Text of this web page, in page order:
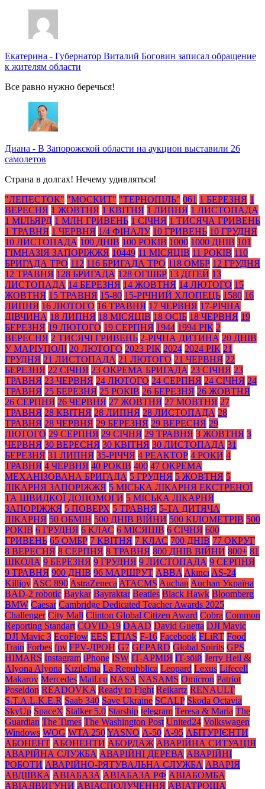
Екатерина - Губернатор Виталий Боговин записал обращение
к жителям области
Все равно нужно беречься!
Диана - В Запорожской области на аукцион выставили 26
самолетов
Страна в долгах! Нечему удивляться!
"ЛЕПЕСТОК" "МОСКИТ" "ТЕРНОПІЛЬ" 061 1 БЕРЕЗНЯ 1
ВЕРЕСНЯ 1 ЖОВТНЯ 1 КВІТНЯ 1 ЛИПНЯ 1 ЛИСТОПАДА
1 МІЛЬЯРД 1 МЛН ГРИВЕНЬ 1 СІЧНЯ 1 ТИСЯЧА ГРИВЕНЬ
1 ТРАВНЯ 1 ЧЕРВНЯ 1/4 ФІНАЛУ 10 ГРИВЕНЬ 10 ГРУДНЯ
10 ЛИСТОПАДА 100 ДНІВ 100 РОКІВ 1000 1000 ДНІВ 101
ГІМНАЗІЯ ЗАПОРІЖЖЯ 10449 11 МІСЯЦІВ 11 РОКІВ 110
БРИГАДА ТРО 112 116 БРИГАДА ТРО 118 ОМБР 12 ГРУДНЯ
12 ТРАВНЯ 128 БРИГАДА 128 ОГШБР 13 ДІТЕЙ 13
ЛИСТОПАДА 14 БЕРЕЗНЯ 14 ЖОВТНЯ 14 ЛЮТОГО 15
ЖОВТНЯ 15 ТРАВНЯ 15-80 15-РІЧНИЙ ХЛОПЕЦЬ 1580 16
ЛИПНЯ 16 ЛЮТОГО 16 ТРАВНЯ 17 ЧЕРВНЯ 17-РІЧНА
ДІВЧИНА 18 ЛИПНЯ 18 МІСЯЦІВ 18 ОСІБ 18 ЧЕРВНЯ 19
БЕРЕЗНЯ 19 ЛЮТОГО 19 СЕРПНЯ 1944 1994 РІК 2
ВЕРЕСНЯ 2 ТИСЯЧІ ГРИВЕНЬ 2-РІЧНА ДИТИНА 20 ДНІВ
У МАРІУПОЛІ 20 ЛЮТОГО 2023 РІК 2024 2024 РІК 21
ГРУДНЯ 21 ЛИСТОПАДА 21 ЛЮТОГО 21 ЧЕРВНЯ 22
БЕРЕЗНЯ 22 СІЧНЯ 23 ОКРЕМА БРИГАДА 23 СІЧНЯ 23
ТРАВНЯ 23 ЧЕРВНЯ 24 ЛЮТОГО 24 СЕРПНЯ 24 СІЧНЯ 24
ТРАВНЯ 25 БЕРЕЗНЯ 25 РОКІВ 26 БЕРЕЗНЯ 26 ЖОВТНЯ
26 СЕРПНЯ 26 ЧЕРВНЯ 27 ЖОВТНЯ 27 МОВТНЯ 27
ТРАВНЯ 28 КВІТНЯ 28 ЛИПНЯ 28 ЛИСТОПАДА 28
ТРАВНЯ 28 ЧЕРВНЯ 29 БЕРЕЗНЯ 29 ВЕРЕСНЯ 29
ЛЮТОГО 29 СЕРПНЯ 29 СІЧНЯ 29 ТРАВНЯ 3 ЖОВТНЯ 3
ЧЕРВНЯ 30 ВЕРЕСНЯ 30 КВІТНЯ 30 ЛИСТОПАДА 31
БЕРЕЗНЯ 31 ЛИПНЯ 35-РІЧЧЯ 4 РЕАКТОР 4 РОКИ 4
ТРАВНЯ 4 ЧЕРВНЯ 40 РОКІВ 400 47 ОКРЕМА
МЕХАНІЗОВАНА БРИГАДА 5 ГРУДНЯ 5 ЖОВТНЯ 5
ЛІКАРНЯ ЗАПОРІЖЖЯ 5 МІСЬКА ЛІКАРНЯ ЕКСТРЕНОЇ
ТА ШВИДКОЇ ДОПОМОГИ 5 МІСЬКА ЛІКАРНЯ
ЗАПОРІЖЖЯ 5 ПОВЕРХ 5 ТРАВНЯ 5-ТА ДИТЯЧА
ЛІКАРНЯ 50 ОБМІН 500 ДНІВ ВІЙНИ 500 КІЛОМЕТРІВ 500
РОКІВ 6 ГРУДНЯ 6 КЛАС 6 МІСЯЦІВ 6 СІЧНЯ 600
ГРИВЕНЬ 65 ОМБР 7 КВІТНЯ 7 КЛАС 700 ДНІВ 77 ОКРУГ
8 ВЕРЕСНЯ 8 СЕРПНЯ 8 ТРАВНЯ 800 ДНІВ ВІЙНИ 800+ 81
ШКОЛА 9 БЕРЕЗНЯ 9 ГРУДНЯ 9 ЛИСТОПАДА 9 СЕРПНЯ
9 ТРАВНЯ 900 ДНІВ 96 МАРШРУТ ABBA Akıncı AS-24
Killjoy ASC 890 AstraZeneca ATACMS Auchan Auchan Україна
BAD-2 robotic Baykar Bayraktar Beatles Black Нawk Bloomberg
BMW Caesar Cambridge Dedicated Teacher Awards 2025
Challenger City Mall Clinton Global Citizen Award Cobra Common
Reporting Standart COVID-19 DAAD David Guetta DJI Mavic
DJI Mavic 3 EcoFlow EES ETIAS F-16 Facebook FLiRT Food
Train Forbes fpv FPV-ДРОН G7 GEPARD Global Spirits GPS
HIMARS Instagram iPhone ISW IT-АРМІЯ IT-збій Jerry Heil &
Alyona Alyona Kızılelma La Repubblica Leopard Lexus Lifecell
Makarov Mercedes Mаil.гu NASA NASAMS Omicron Patriot
Poseidon READOVKA Ready to Fight Reikartz RENAULT
S.T.A.L.K.E.R Saab 340 Save Ukraine SCALP Skoda Octavia
SkyUp SpaceX Stalker 5.0 Starship telegram Teresa & Maria The
Guardian The Times The Washington Post United24 Volkswagen
Windows WOG WTA 250YASNO А-50 А-95 АБІТУРІЄНТИ
АБОНЕНТ АБОНЕНТИ АБОРДАЖ АВАРІЙНА СИТУАЦІЯ
АВАРІЙНА СЛУЖБА АВАРІЙНІ ДЕРЕВА АВАРІЙНІ
РОБОТИ АВАРІЙНО-РЯТУВАЛЬНА СЛУЖБА АВАРІЯ
АВДІЇВКА АВІАБАЗА АВІАБАЗА РФ АВІАБОМБА
АВІАДВИГУНИ АВІАСПОЛУЧЕННЯ АВІАТРОЩА